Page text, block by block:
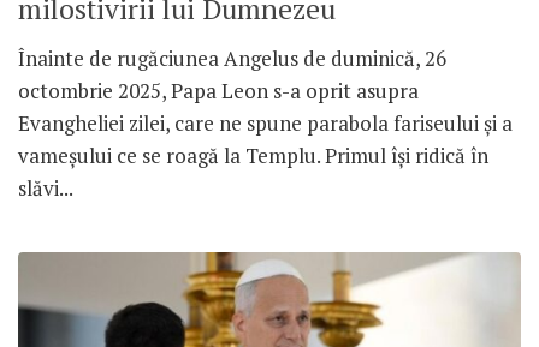
milostivirii lui Dumnezeu
Înainte de rugăciunea Angelus de duminică, 26
octombrie 2025, Papa Leon s-a oprit asupra
Evangheliei zilei, care ne spune parabola fariseului și a
vameșului ce se roagă la Templu. Primul își ridică în
slăvi...